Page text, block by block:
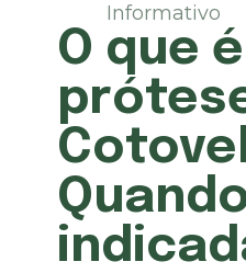
Informativo
O que